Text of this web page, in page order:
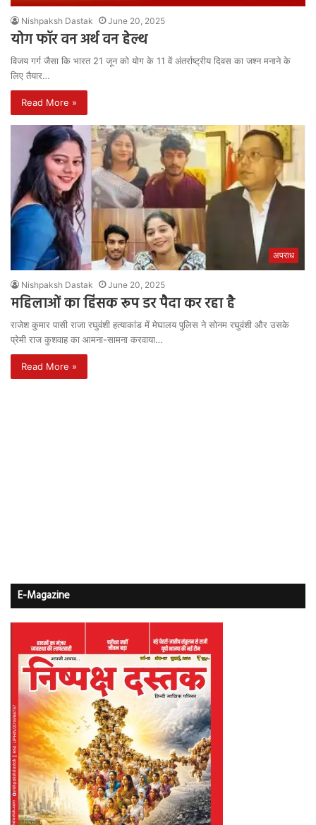
Nishpaksh Dastak June 20, 2025
योग फॉर वन अर्थ वन हेल्थ
विजय गर्ग जैसा कि भारत 21 जून को योग के 11 वें अंतर्राष्ट्रीय दिवस का जश्न मनाने के
लिए तैयार…
Read More »
अपराध
Nishpaksh Dastak June 20, 2025
महिलाओं का हिंसक रूप डर पैदा कर रहा है
राजेश कुमार पासी राजा रघुवंशी हत्याकांड में मेघालय पुलिस ने सोनम रघुवंशी और उसके
प्रेमी राज कुशवाह का आमना-सामना करवाया…
Read More »
E-Magazine